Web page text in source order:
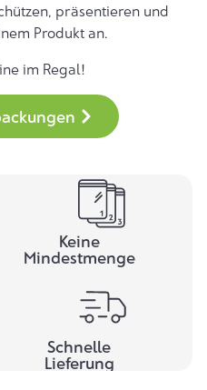
präsentieren und
Produkt an.
im Regal!
Keine
Mindestmenge
Schnelle
Lieferung